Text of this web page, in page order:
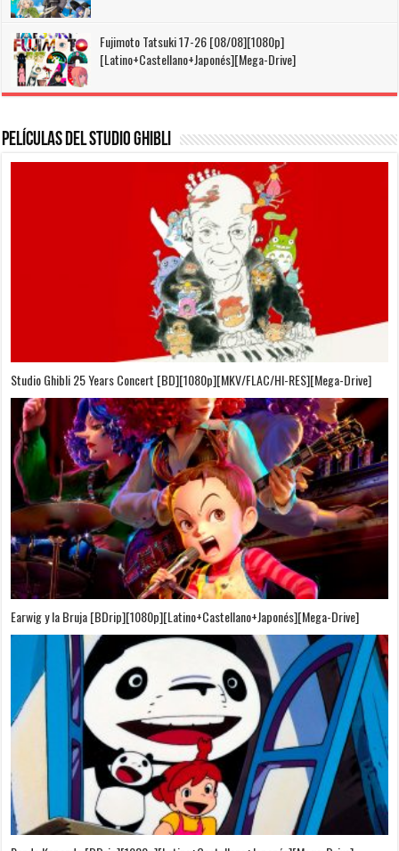
Fujimoto Tatsuki 17-26 [08/08][1080p]
[Latino+Castellano+Japonés][Mega-Drive]
Películas del Studio Ghibli
On Your Mark [OVA][BDrip][1080p][Sub-Español][Sub-English][MEGA]
Puedo Escuchar el Mar [Película][BDrip][1080p][Dual Audio]
[Castellano+Japonés][Sub-Español][MEGA]